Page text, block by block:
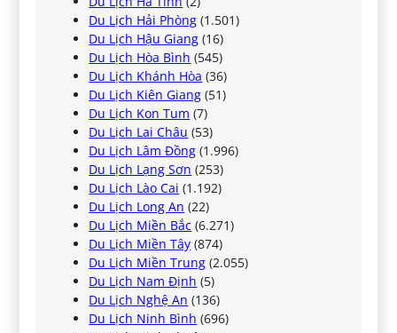
Du Lịch Hải Phòng (1.501)
Du Lịch Hậu Giang (16)
Du Lịch Hòa Bình (545)
Du Lịch Khánh Hòa (36)
Du Lịch Kiên Giang (51)
Du Lịch Kon Tum (7)
Du Lịch Lai Châu (53)
Du Lịch Lâm Đồng (1.996)
Du Lịch Lạng Sơn (253)
Du Lịch Lào Cai (1.192)
Du Lịch Long An (22)
Du Lịch Miền Bắc (6.271)
Du Lịch Miền Tây (874)
Du Lịch Miền Trung (2.055)
Du Lịch Nam Định (5)
Du Lịch Nghệ An (136)
Du Lịch Ninh Bình (696)